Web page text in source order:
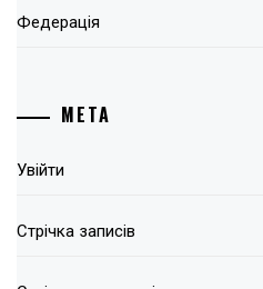
Федерація
МЕТА
Увійти
Стрічка записів